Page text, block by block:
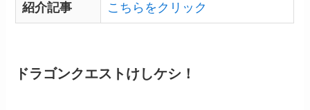
紹介記事 こちらをクリック
ドラゴンクエストけしケシ！